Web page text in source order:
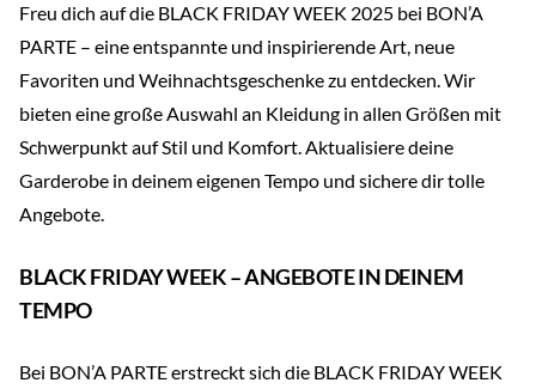
Freu dich auf die BLACK FRIDAY WEEK 2025 bei BON’A
PARTE – eine entspannte und inspirierende Art, neue
Favoriten und Weihnachtsgeschenke zu entdecken. Wir
bieten eine große Auswahl an Kleidung in allen Größen mit
Schwerpunkt auf Stil und Komfort. Aktualisiere deine
Garderobe in deinem eigenen Tempo und sichere dir tolle
Angebote.
BLACK FRIDAY WEEK – ANGEBOTE IN DEINEM
TEMPO
Bei BON’A PARTE erstreckt sich die BLACK FRIDAY WEEK